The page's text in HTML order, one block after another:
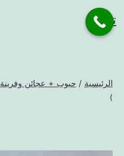
التخطي
إلىتاجر
الرئيسية / حبوب + عجائن وفرينة
)